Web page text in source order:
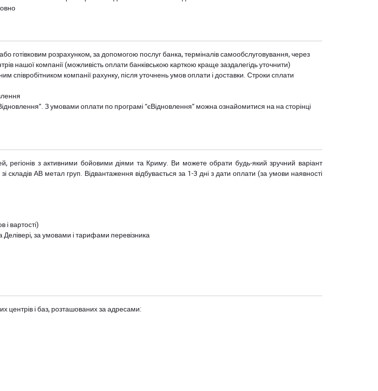
готівковим розрахунком, за допомогою послуг банка, терміналів самообслуговування, через
нашої компанії (можливість оплати банківською карткою краще заздалегідь уточнити)
співробітником компанії рахунку, після уточнень умов оплати і доставки. Строки сплати
З умовами оплати по програмі “єВідновлення” можна ознайомитися на на сторінці
регіонів з активними бойовими діями та Криму. Ви можете обрати будь-який зручний варіант
складів АВ метал груп. Відвантаження відбувається за 1-3 дні з дати оплати (за умови наявності
вартості)
за умовами і тарифами перевізника
центрів і баз, розташованих за адресами: